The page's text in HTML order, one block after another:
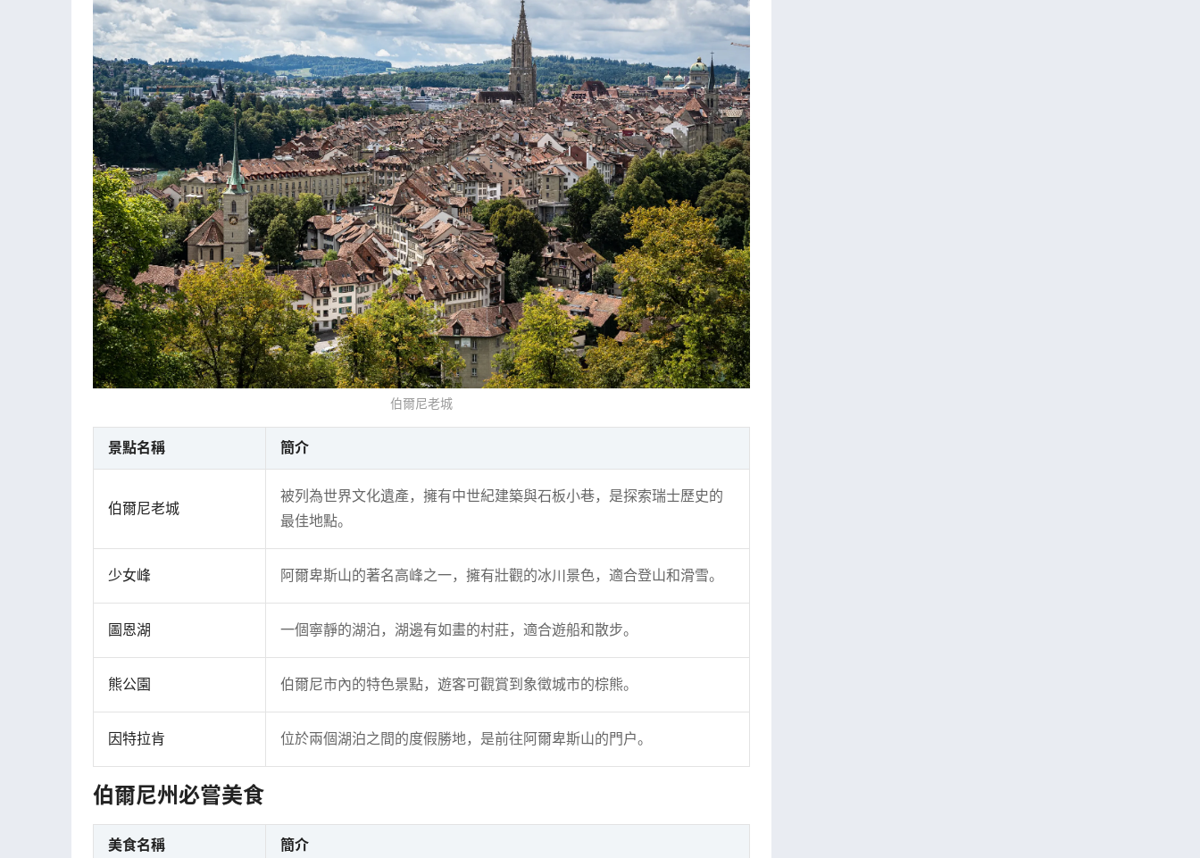
伯爾尼老城
景點名稱 簡介
伯爾尼老城
被列為世界文化遺產，擁有中世紀建築與石板小巷，是探索瑞士歷史的
最佳地點。
少女峰 阿爾卑斯山的著名高峰之一，擁有壯觀的冰川景色，適合登山和滑雪。
圖恩湖 一個寧靜的湖泊，湖邊有如畫的村莊，適合遊船和散步。
熊公園 伯爾尼市內的特色景點，遊客可觀賞到象徵城市的棕熊。
因特拉肯 位於兩個湖泊之間的度假勝地，是前往阿爾卑斯山的門戶。
伯爾尼州必嘗美食
美食名稱 簡介